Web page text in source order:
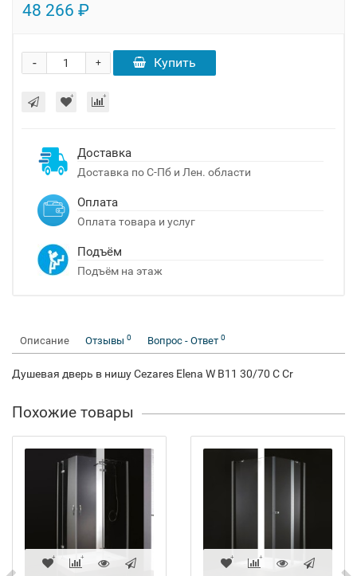
48 266 ₽
+
- Купить
Доставка
Доставка по С-Пб и Лен. области
Оплата
Оплата товара и услуг
Подъём
Подъём на этаж
Описание Отзывы 0 Вопрос - Ответ 0
Душевая дверь в нишу Cezares Elena W B11 30/70 C Cr
Похожие товары